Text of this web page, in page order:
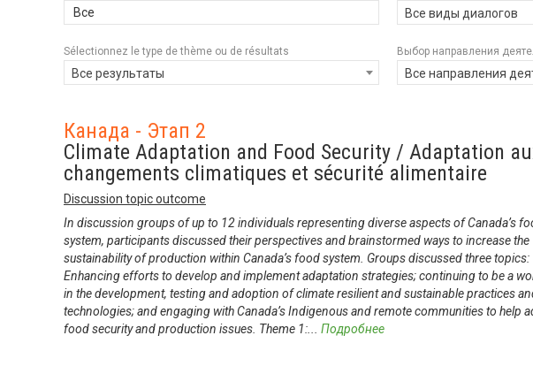
Все Все виды диалогов
Sélectionnez le type de thème ou de résultats
Все результаты
Выбор направления
Все направления
Канада - Этап 2
Climate Adaptation and Food Security / Adaptation
changements climatiques et sécurité alimentaire
Discussion topic outcome
In discussion groups of up to 12 individuals representing diverse aspects of Canada’s
system, participants discussed their perspectives and brainstormed ways to increase the
sustainability of production within Canada’s food system. Groups discussed three topics:
Enhancing efforts to develop and implement adaptation strategies; continuing to be a
in the development, testing and adoption of climate resilient and sustainable practices
technologies; and engaging with Canada’s Indigenous and remote communities to help
food security and production issues. Theme 1:... Подробнее